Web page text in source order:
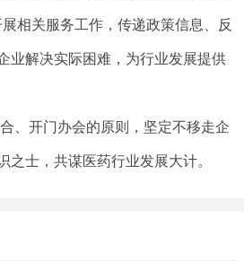
相关服务工作，传递政策信息、反
业解决实际困难，为行业发展提供
门办会的原则，坚定不移走企
之士，共谋医药行业发展大计。